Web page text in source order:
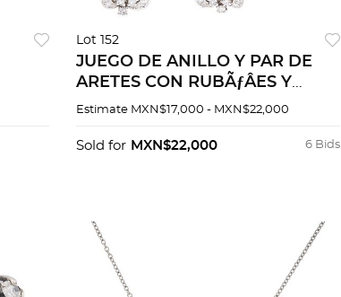
Lot 152
JUEGO DE ANILLO Y PAR DE
ARETES CON RUBÃƒÂES Y
DIAMANTES EN PLATA
Estimate MXN$17,000 - MXN$22,000
6 Bids
Sold for MXN$22,000